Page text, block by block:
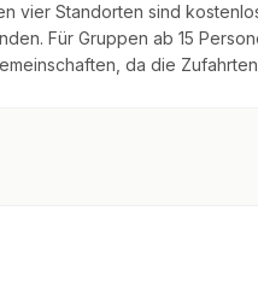
vier Standorten sind
Für Gruppen ab 15
da die